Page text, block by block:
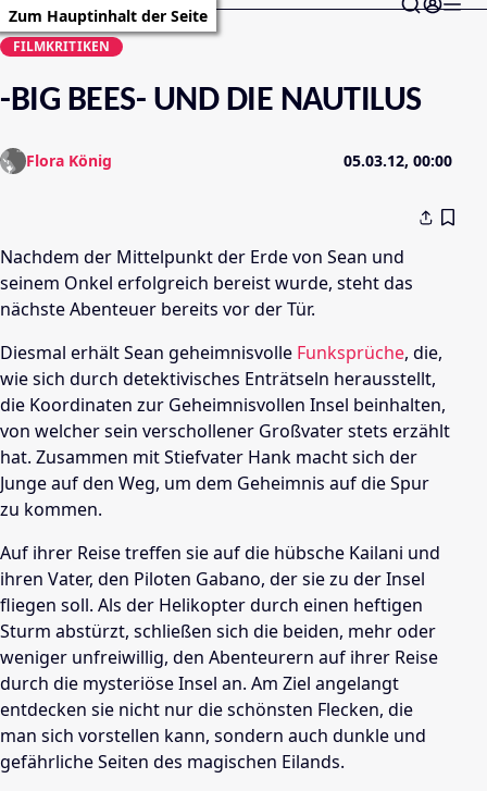
Zum Hauptinhalt der Seite
FILMKRITIKEN
-BIG BEES- UND DIE NAUTILUS
Flora König 05.03.12, 00:00
Nachdem der Mittelpunkt der Erde von Sean und
seinem Onkel erfolgreich bereist wurde, steht das
nächste Abenteuer bereits vor der Tür.
Diesmal erhält Sean geheimnisvolle Funksprüche, die,
wie sich durch detektivisches Enträtseln herausstellt,
die Koordinaten zur Geheimnisvollen Insel beinhalten,
von welcher sein verschollener Großvater stets erzählt
hat. Zusammen mit Stiefvater Hank macht sich der
Junge auf den Weg, um dem Geheimnis auf die Spur
zu kommen.
Auf ihrer Reise treffen sie auf die hübsche Kailani und
ihren Vater, den Piloten Gabano, der sie zu der Insel
fliegen soll. Als der Helikopterdurch einen heftigen
Sturm abstürzt, schließen sich die beiden, mehr oder
weniger unfreiwillig, den Abenteurern auf ihrer Reise
durch die mysteriöse Insel an. Am Ziel angelangt
entdecken sie nicht nur die schönsten Flecken, die
man sich vorstellen kann, sondern auch dunkle und
gefährliche Seiten des magischen Eilands.